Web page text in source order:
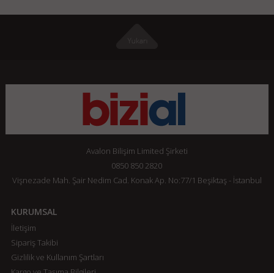
Avalon Bilişim Limited Şirketi
0850 850 2820
Vişnezade Mah. Şair Nedim Cad. Konak Ap. No:77/1 Beşiktaş - İstanbul
KURUMSAL
İletişim
Sipariş Takibi
Gizlilik ve Kullanım Şartları